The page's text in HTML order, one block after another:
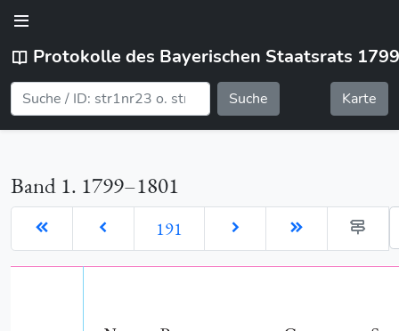
Protokolle des Bayerischen Staatsrats
Suche Karte
Band 1. 1799–1801
191